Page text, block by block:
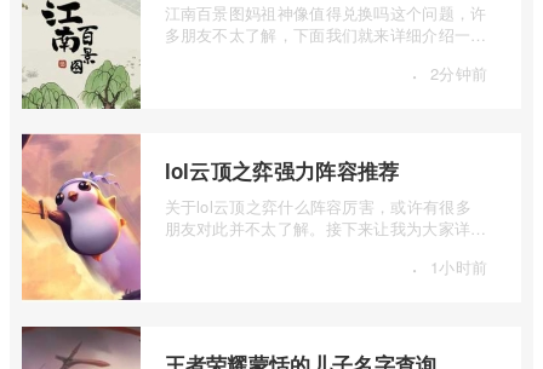
江南百景图妈祖神像值得兑换吗这个问题，许
多朋友不太了解，下面我们就来详细介绍一下
· 2分钟前
lol云顶之弈强力阵容推荐
关于lol云顶之弈什么阵容厉害，或许有很多
朋友对此并不太了解。接下来让我为大家详细
· 1小时前